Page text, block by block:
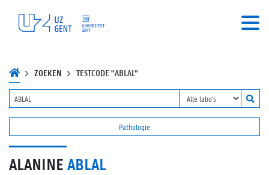
ZOEKEN TESTCODE "ABLAL"
Pathologie
ALANINE ABLAL